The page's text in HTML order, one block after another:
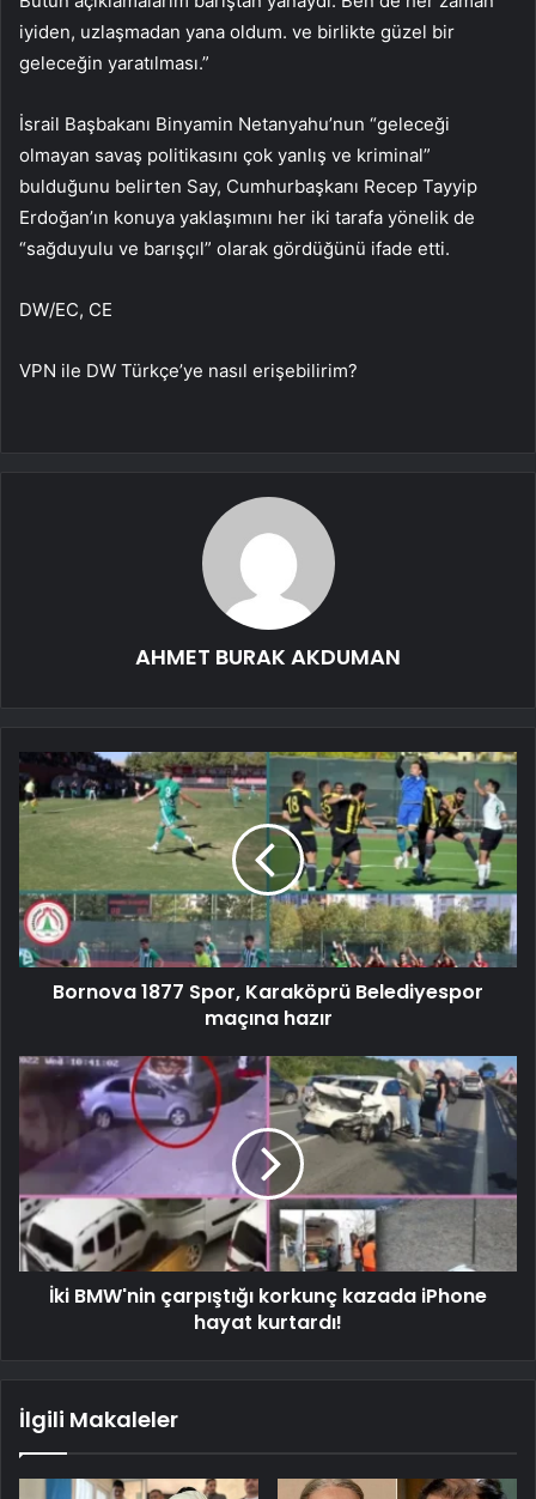
iyiden, uzlaşmadan yana oldum. ve birlikte güzel bir
geleceğin yaratılması.”
İsrail Başbakanı Binyamin Netanyahu’nun “geleceği
olmayan savaş politikasını çok yanlış ve kriminal”
bulduğunu belirten Say, Cumhurbaşkanı Recep Tayyip
Erdoğan’ın konuya yaklaşımını her iki tarafa yönelik de
“sağduyulu ve barışçıl” olarak gördüğünü ifade etti.
DW/EC, CE
VPN ile DW Türkçe’ye nasıl erişebilirim?
AHMET BURAK AKDUMAN
Bornova 1877 Spor, Karaköprü Belediyespor
maçına hazır
İki BMW'nin çarpıştığı korkunç kazada iPhone
hayat kurtardı!
İlgili Makaleler